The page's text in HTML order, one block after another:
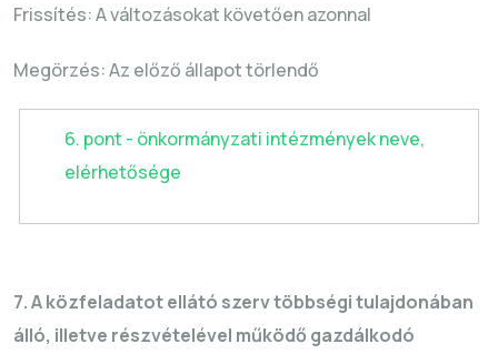
Frissítés: A változásokat követően azonnal
Megörzés: Az előző állapot törlendő
6. pont - önkormányzati intézmények neve,
elérhetősége
7. A közfeladatot ellátó szerv többségi tulajdonában
álló, illetve részvételével működő gazdálkodó